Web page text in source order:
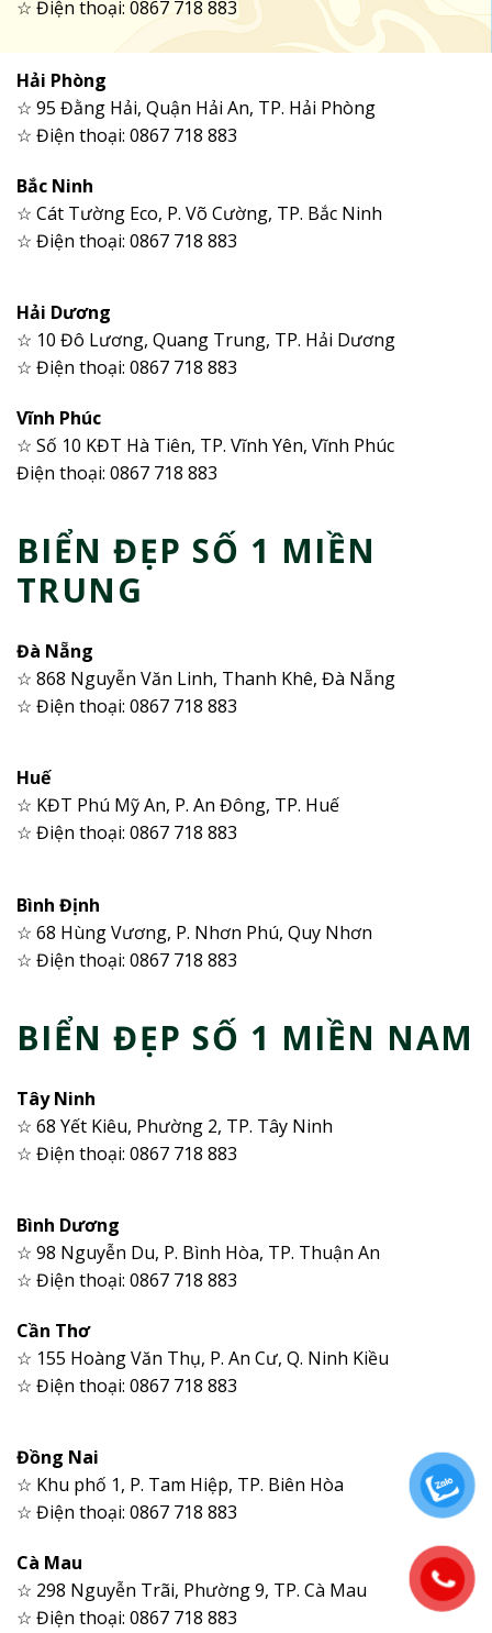
☆ Điện thoại: 0867 718 883
Hải Phòng
☆ 95 Đằng Hải, Quận Hải An, TP. Hải Phòng
☆ Điện thoại: 0867 718 883
Bắc Ninh
☆ Cát Tường Eco, P. Võ Cường, TP. Bắc Ninh
☆ Điện thoại: 0867 718 883
Hải Dương
☆ 10 Đô Lương, Quang Trung, TP. Hải Dương
☆ Điện thoại: 0867 718 883
Vĩnh Phúc
☆ Số 10 KĐT Hà Tiên, TP. Vĩnh Yên, Vĩnh Phúc
Điện thoại: 0867 718 883
BIỂN ĐẸP SỐ 1 MIỀN
TRUNG
Đà Nẵng
☆ 868 Nguyễn Văn Linh, Thanh Khê, Đà Nẵng
☆ Điện thoại: 0867 718 883
Huế
☆ KĐT Phú Mỹ An, P. An Đông, TP. Huế
☆ Điện thoại: 0867 718 883
Bình Định
☆ 68 Hùng Vương, P. Nhơn Phú, Quy Nhơn
☆ Điện thoại: 0867 718 883
BIỂN ĐẸP SỐ 1 MIỀN NAM
Tây Ninh
☆ 68 Yết Kiêu, Phường 2, TP. Tây Ninh
☆ Điện thoại: 0867 718 883
Bình Dương
☆ 98 Nguyễn Du, P. Bình Hòa, TP. Thuận An
☆ Điện thoại: 0867 718 883
Cần Thơ
☆ 155 Hoàng Văn Thụ, P. An Cư, Q. Ninh Kiều
☆ Điện thoại: 0867 718 883
Đồng Nai
☆ Khu phố 1, P. Tam Hiệp, TP. Biên Hòa
☆ Điện thoại: 0867 718 883
Cà Mau
☆ 298 Nguyễn Trãi, Phường 9, TP. Cà Mau
☆ Điện thoại: 0867 718 883